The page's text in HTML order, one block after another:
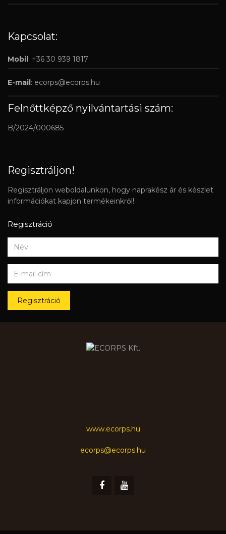
Kapcsolat:
Mobil: +36 30 939 1817
E-mail: ecorps@ecorps.hu
Felnőttképző nyilvántartási szám:
B/2024/000685
Regisztráljon!
Regisztráljon weboldalunkon, hogy naprakész ár és készlet
információkat kapjon termékeinkről!
Regisztráció
Regisztráció
www.ecorps.hu
ecorps@ecorps.hu